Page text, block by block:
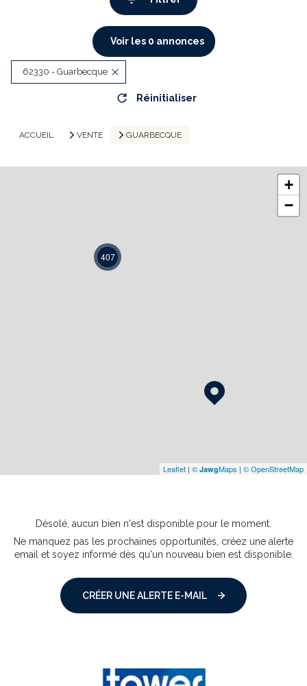
Voir les 0 annonces
62330 - Guarbecque
Réinitialiser
ACCUEIL VENTE GUARBECQUE
407
+
−
Leaflet | © JawgMaps | © OpenStreetMap
Désolé, aucun bien n'est disponible pour le moment.
Ne manquez pas les prochaines opportunités, créez une alerte
email et soyez informé dès qu'un nouveau bien est disponible.
CRÉER UNE ALERTE E-MAIL